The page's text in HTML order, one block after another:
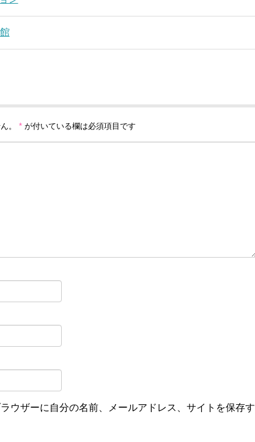
。 * が付いている欄は必須項目です
ウザーに自分の名前、メールアドレス、サイトを保存す